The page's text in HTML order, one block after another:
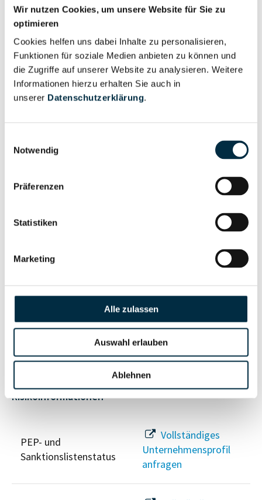
Wir nutzen Cookies, um unsere Website für Sie zu
optimieren
Cookies helfen uns dabei Inhalte zu personalisieren,
Funktionen für soziale Medien anbieten zu können und
die Zugriffe auf unserer Website zu analysieren. Weitere
Informationen hierzu erhalten Sie auch in
unserer Datenschutzerklärung.
Notwendig
Präferenzen
Statistiken
Marketing
Alle zulassen
Auswahl erlauben
Ablehnen
Nutzer
Wirtschaftlich
Berechtigter
Vollständiges
Unternehmensprofil
anfragen
Gesellschafterstruktur
Unternehmensprofil
Unternehmensnetzwerk
Unternehmensprofil
Berechtigten Pfad
Unternehmensprofil
anfragen
Risikoinformationen
PEP- und
Sanktionslistenstatus
Vollständiges
Unternehmensprofil
anfragen